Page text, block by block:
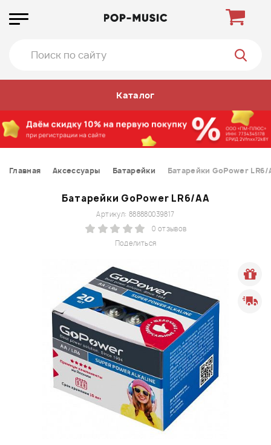
Каталог
Главная Аксессуары Батарейки Батарейки GoPower LR6/
Батарейки GoPower LR6/AA
Поделиться
Артикул: 888880039817
0 отзывов